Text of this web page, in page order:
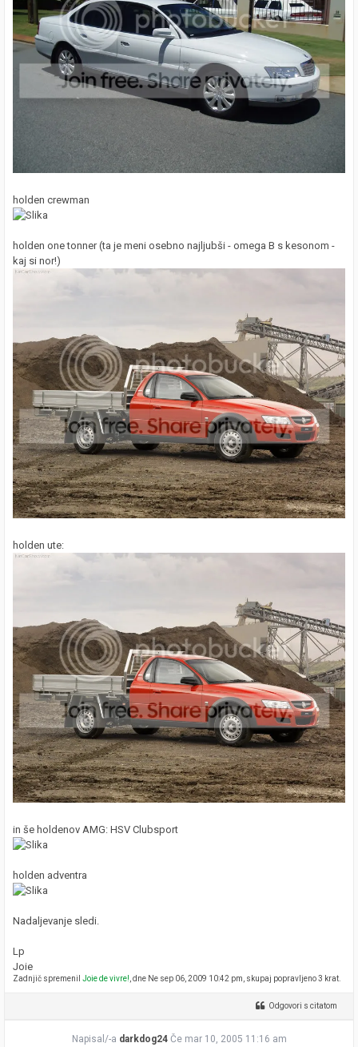
holden crewman
holden one tonner (ta je meni osebno najljubši - omega B s kesonom -
kaj si nor!)
holden ute:
in še holdenov AMG: HSV Clubsport
holden adventra
Nadaljevanje sledi.
Lp
Joie
Zadnjič spremenil Joie de vivre! , dne Ne sep 06, 2009 10:42 pm, skupaj popravljeno 3 krat.
Odgovori s citatom
Napisal/-a darkdog24 Če mar 10, 2005 11:16 am